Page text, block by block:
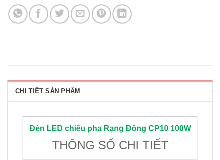
CHI TIẾT SẢN PHẨM
Đèn LED chiếu pha Rạng Đông CP10 100W
THÔNG SỐ CHI TIẾT